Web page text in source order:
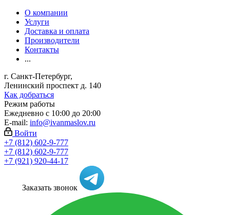
О компании
Услуги
Доставка и оплата
Производители
Контакты
...
г. Санкт-Петербург,
Ленинский проспект д. 140
Как добраться
Режим работы
Ежедневно с 10:00 до 20:00
E-mail: info@ivanmaslov.ru
Войти
+7 (812) 602-9-777
+7 (812) 602-9-777
+7 (921) 920-44-17
Заказать звонок